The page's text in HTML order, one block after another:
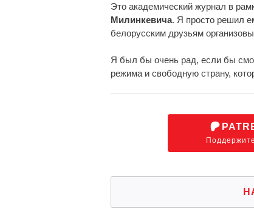
Это академический журнал в
Милинкевича. Я просто решил
белорусским друзьям
Я был бы очень рад, если бы
режима и свободную страну,